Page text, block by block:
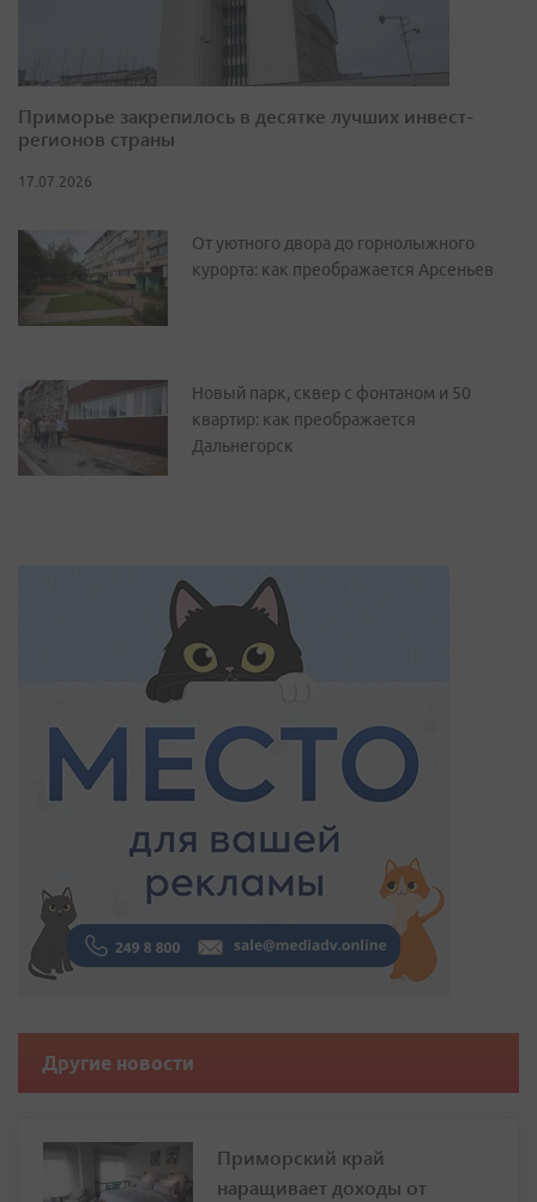
Приморье закрепилось в десятке лучших инвест-
регионов страны
17.07.2026
От уютного двора до горнолыжного
курорта: как преображается Арсеньев
Новый парк, сквер с фонтаном и 50
квартир: как преображается
Дальнегорск
Другие новости
Приморский край
наращивает доходы от